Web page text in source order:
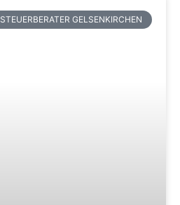
STEUERBERATER GELSENKIRCHEN